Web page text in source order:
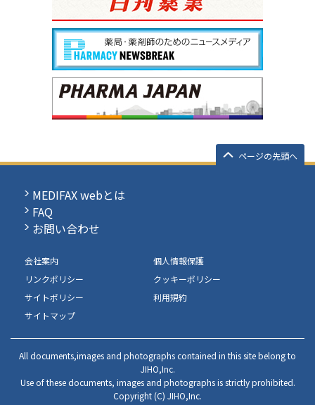
ページの先頭へ
MEDIFAX webとは
FAQ
お問い合わせ
会社案内
個人情報保護
リンクポリシー
クッキーポリシー
サイトポリシー
利用規約
サイトマップ
All documents,images and photographs contained in this site belong to
JIHO,Inc.
Use of these documents, images and photographs is strictly prohibited.
Copyright (C) JIHO,Inc.